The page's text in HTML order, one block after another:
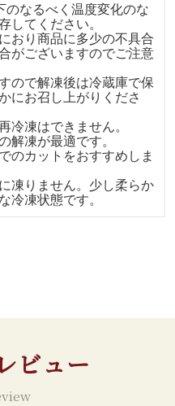
のなるべく温度変化のな
してください。
おり商品に多少の不具合
がございますのでご注意
ので解凍後は冷蔵庫で保
にお召し上がりくださ
冷凍はできません。
解凍が最適です。
のカットをおすすめしま
凍りません。少し柔らか
冷凍状態です。
ビュー